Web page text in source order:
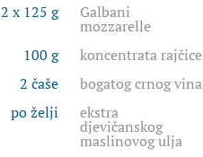
2 x 125 g
Galbani
mozzarelle
100 g
koncentrata rajčice
2 čaše
bogatog crnog vina
po želji
ekstra
djevičanskog
maslinovog ulja